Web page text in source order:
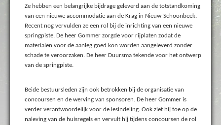
Ze hebben een belangrijke bijdrage geleverd aan de totstandkoming
van een nieuwe accommodatie aan de Krag in Nieuw-Schoonbeek.
Recent nog vervulden ze een rol bij de inrichting van een nieuwe
springpiste. De heer Gommer zorgde voor rijplaten zodat de
materialen voor de aanleg goed kon worden aangeleverd zonder
schade te veroorzaken. De heer Duursma tekende voor het ontwerp
van de springpiste.
Beide bestuursleden zijn ook betrokken bij de organisatie van
concoursen en de werving van sponsoren. De heer Gommer is
verder verantwoordelijk voor de lesindeling. Ook ziet hij toe op de
naleving van de huisregels en vervult hij tijdens concoursen de rol